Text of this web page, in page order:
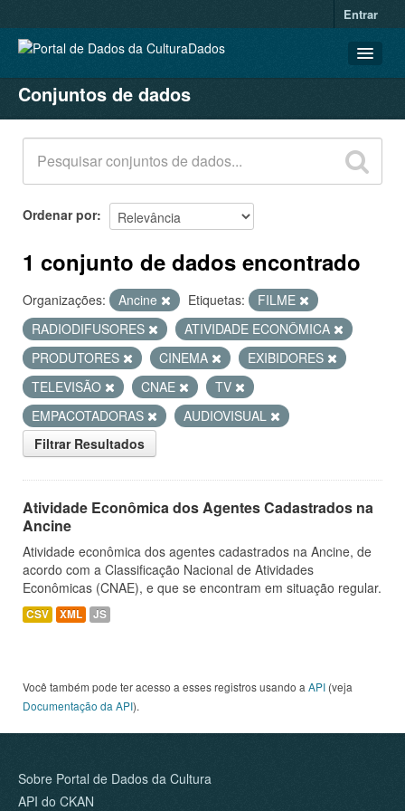
Entrar
CONJUNTOS DE DADOS
ORGANIZAÇÕES
GRUPOS
SOBRE
Conjuntos de dados
Ordenar por
1 conjunto de dados encontrado
Organizações: Ancine Etiquetas:
FILME
RADIODIFUSORES
ATIVIDADE ECONÔMICA
PRODUTORES
CINEMA
EXIBIDORES
TELEVISÃO
CNAE
TV
EMPACOTADORAS
AUDIOVISUAL
Filtrar Resultados
Atividade Econômica dos Agentes Cadastrados na
Ancine
Atividade econômica dos agentes cadastrados na Ancine, de
acordo com a Classificação Nacional de Atividades
Econômicas (CNAE), e que se encontram em situação regular.
CSV XML JS
Você também pode ter acesso a esses registros usando a API (veja
Documentação da API).
Sobre Portal de Dados da Cultura
API do CKAN